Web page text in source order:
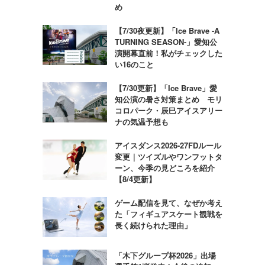
め
【7/30夜更新】「Ice Brave -A
TURNING SEASON-」愛知公
演開幕直前！私がチェックした
い16のこと
【7/30更新】「Ice Brave」愛
知公演の暑さ対策まとめ モリ
コロパーク・辰巳アイスアリー
ナの気温予想も
アイスダンス2026-27FDルール
変更｜ツイズルやワンフットタ
ーン、今季の見どころを紹介
【8/4更新】
ゲーム配信を見て、なぜか考え
た「フィギュアスケート観戦を
長く続けられた理由」
「木下グループ杯2026」出場